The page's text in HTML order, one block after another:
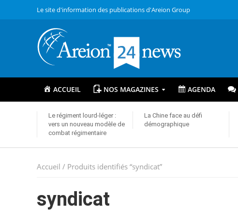
Le site d'information des publications d'Areion Group
ACCUEIL NOS MAGAZINES AGENDA
Le régiment lourd-léger :
vers un nouveau modèle de
combat régimentaire
La Chine face au défi
démographique
Accueil / Produits identifiés “syndicat”
syndicat